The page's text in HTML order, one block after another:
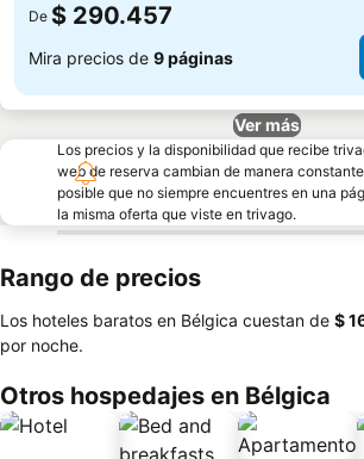
De $ 290.457
Mira precios de 9 páginas
Ver más
Los precios y la disponibilidad que recibe
web de reserva cambian de manera
posible que no siempre encuentres en una
la misma oferta que viste en trivago.
Rango de precios
Los hoteles baratos en Bélgica cuestan de ‎$
por noche.
Otros hospedajes en Bélgica